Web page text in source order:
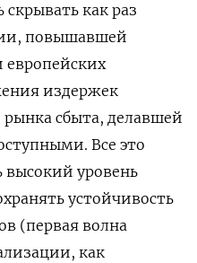
скрывать как раз
повышавшей
европейских
издержек
рынка сбыта, делавшей
Все это
высокий уровень
устойчивость
(первая волна
как